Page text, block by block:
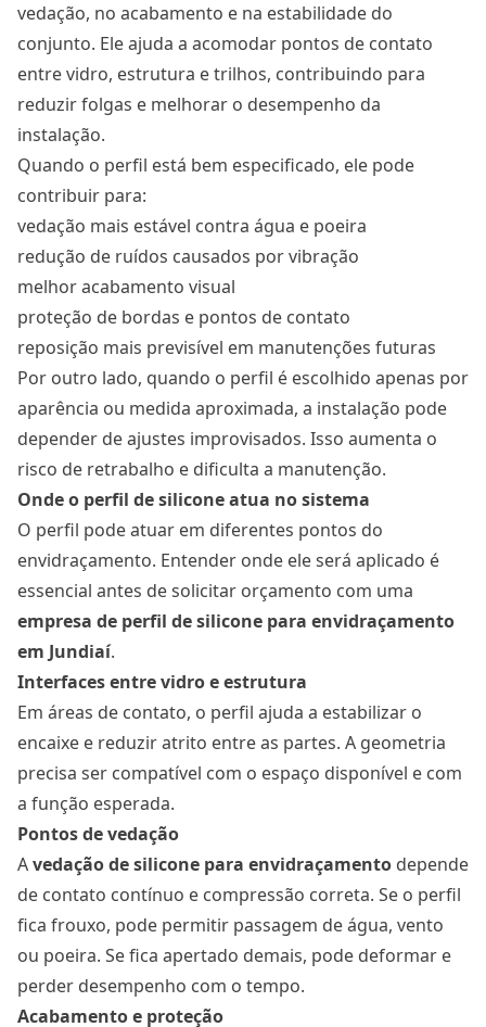
vedação, no acabamento e na estabilidade do
conjunto. Ele ajuda a acomodar pontos de contato
entre vidro, estrutura e trilhos, contribuindo para
reduzir folgas e melhorar o desempenho da
instalação.
Quando o perfil está bem especificado, ele pode
contribuir para:
vedação mais estável contra água e poeira
redução de ruídos causados por vibração
melhor acabamento visual
proteção de bordas e pontos de contato
reposição mais previsível em manutenções futuras
Por outro lado, quando o perfil é escolhido apenas por
aparência ou medida aproximada, a instalação pode
depender de ajustes improvisados. Isso aumenta o
risco de retrabalho e dificulta a manutenção.
Onde o perfil de silicone atua no sistema
O perfil pode atuar em diferentes pontos do
envidraçamento. Entender onde ele será aplicado é
essencial antes de solicitar orçamento com uma
empresa de perfil de silicone para envidraçamento
em Jundiaí.
Interfaces entre vidro e estrutura
Em áreas de contato, o perfil ajuda a estabilizar o
encaixe e reduzir atrito entre as partes. A geometria
precisa ser compatível com o espaço disponível e com
a função esperada.
Pontos de vedação
Avedação de silicone para envidraçamento depende
de contato contínuo e compressão correta. Se o perfil
fica frouxo, pode permitir passagem de água, vento
ou poeira. Se fica apertado demais, pode deformar e
perder desempenho com o tempo.
Acabamento e proteção